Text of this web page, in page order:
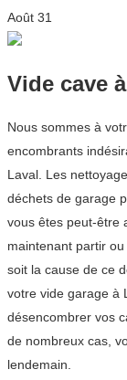
Août 31
Vide cave
Nous sommes à
encombrants
Laval. Les
déchets de garage
vous êtes peut-être
maintenant partir
soit la cause de ce
votre vide garage à
désencombrer vos
de nombreux cas,
lendemain.